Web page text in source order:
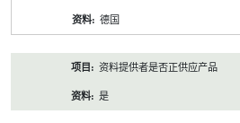
德国
资料提供者是否正供应产品
是